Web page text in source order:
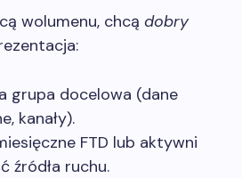
wolumenu, chcą dobry
grupa docelowa (dane
kanały).
FTD lub aktywni
źródła ruchu.